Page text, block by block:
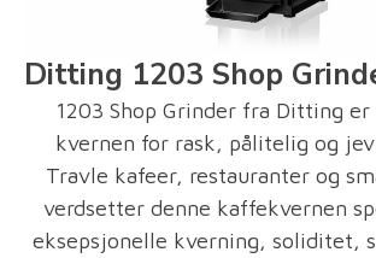
Ditting 1203 Shop
1203 Shop Grinder fra Ditting
kvernen for rask, pålitelig og
Travle kafeer, restauranter og
verdsetter denne kaffekvernen
eksepsjonelle kverning, soliditet,